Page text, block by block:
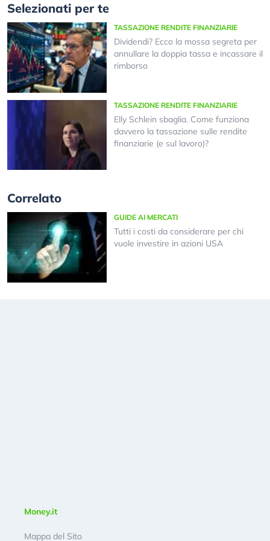
Selezionati per te
TASSAZIONE RENDITE FINANZIARIE
Dividendi? Ecco la mossa segreta per
annullare la doppia tassa e incassare il
rimborso
TASSAZIONE RENDITE FINANZIARIE
Elly Schlein sbaglia. Come funziona
davvero la tassazione sulle rendite
finanziarie (e sul lavoro)?
Correlato
GUIDE AI MERCATI
Tutti i costi da considerare per chi
vuole investire in azioni USA
Money.it
Mappa del Sito